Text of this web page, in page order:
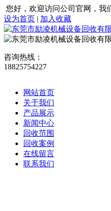
您好，欢迎访问公司官网，我
设为首页 | 加入收藏
咨询热线：
18825754227
网站首页
关于我们
产品展示
新闻中心
回收范围
回收案例
在线留言
联系我们